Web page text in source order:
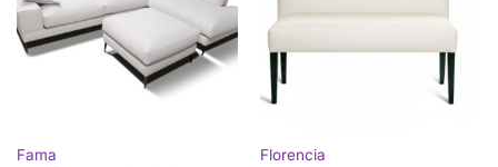
Fama
Florencia